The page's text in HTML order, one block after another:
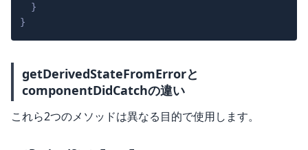
}
}
getDerivedStateFromErrorと
componentDidCatchの違い
これら2つのメソッドは異なる目的で使用します。